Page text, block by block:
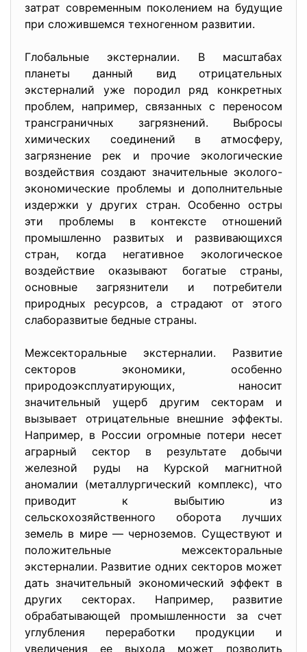
затрат современным поколением на будущие
при сложившемся техногенном развитии.
Глобальные экстерналии. В масштабах
планеты данный вид отрицательных
экстерналий уже породил ряд конкретных
проблем, например, связанных с переносом
трансграничных загрязнений. Выбросы
химических соединений в атмосферу,
загрязнение рек и прочие экологические
воздействия создают значительные эколого-
экономические проблемы и дополнительные
издержки у других стран. Особенно остры
эти проблемы в контексте отношений
промышленно развитых и развивающихся
стран, когда негативное экологическое
воздействие оказывают богатые страны,
основные загрязнители и потребители
природных ресурсов, а страдают от этого
слаборазвитые бедные страны.
Межсекторальные экстерналии. Развитие
секторов экономики, особенно
природоэксплуатирующих, наносит
значительный ущерб другим секторам и
вызывает отрицательные внешние эффекты.
Например, в России огромные потери несет
аграрный сектор в результате добычи
железной руды на Курской магнитной
аномалии (металлургический комплекс), что
приводит к выбытию из
сельскохозяйственного оборота лучших
земель в мире — черноземов. Существуют и
положительные межсекторальные
экстерналии. Развитие одних секторов может
дать значительный экономический эффект в
других секторах. Например, развитие
обрабатывающей промышленности за счет
углубления переработки продукции и
увеличения ее выхода может позволить